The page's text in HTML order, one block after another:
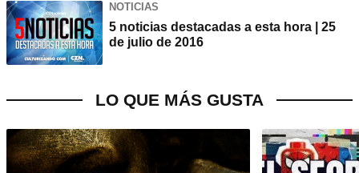
NOTICIAS
5 noticias destacadas a esta hora | 25
de julio de 2016
LO QUE MÁS GUSTA